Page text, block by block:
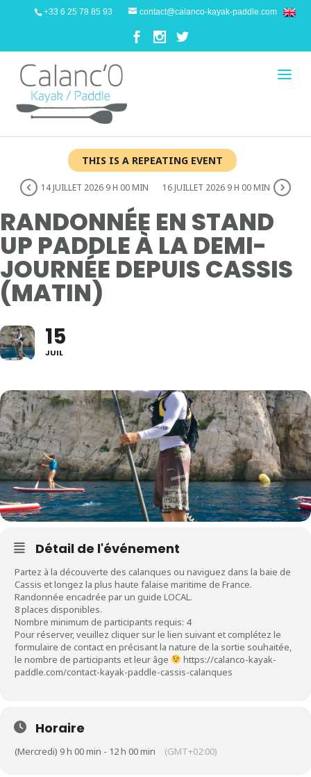
+33 6 25 78 85 93 contact@calanco-kayak-paddle.com
THIS IS A REPEATING EVENT
14 JUILLET 2026 9 H 00 MIN 16 JUILLET 2026 9 H 00 MIN
RANDONNÉE EN STAND
UP PADDLE À LA DEMI-
JOURNÉE DEPUIS CASSIS
(MATIN)
15
JUIL
Détail de l'événement
Partez à la découverte des calanques ou naviguez dans la baie de
Cassis et longez la plus haute falaise maritime de France.
Randonnée encadrée par un guide LOCAL.
8 places disponibles.
Nombre minimum de participants requis: 4
Pour réserver, veuillez cliquer sur le lien suivant et complétez le
formulaire de contact en précisant la nature de la sortie souhaitée,
le nombre de participants et leur âge
https://calanco-kayak-
paddle.com/contact-kayak-paddle-cassis-calanques
Horaire
(Mercredi) 9 h 00 min - 12 h 00 min (GMT+02:00)